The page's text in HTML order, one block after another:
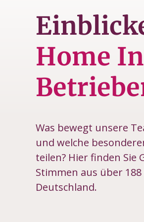
Home
Was bewegt unsere
und welche
teilen? Hier finden Sie
Stimmen aus über
Deutschland.